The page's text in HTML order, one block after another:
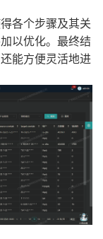
各个步骤及其关
以优化。最终结
能方便灵活地进